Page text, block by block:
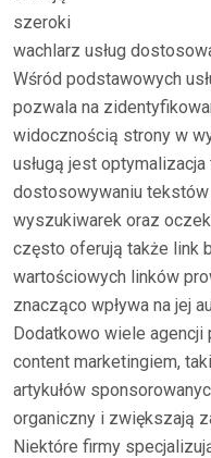
szeroki
wachlarz usług
Wśród podstawowych
pozwala na
widocznością strony w
usługą jest
dostosowywaniu
wyszukiwarek oraz
często oferują także link
wartościowych linków
znacząco wpływa na jej
Dodatkowo wiele agencji
content marketingiem,
artykułów
organiczny i zwiększają
Niektóre firmy